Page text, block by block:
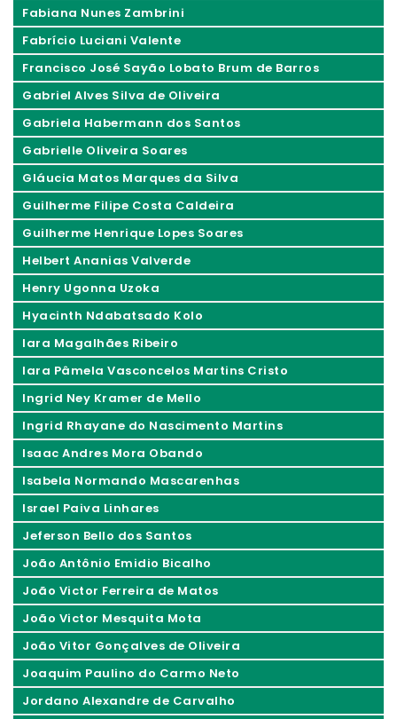
Fabiana Nunes Zambrini
Fabrício Luciani Valente
Francisco José Sayão Lobato Brum de Barros
Gabriel Alves Silva de Oliveira
Gabriela Habermann dos Santos
Gabrielle Oliveira Soares
Gláucia Matos Marques da Silva
Guilherme Filipe Costa Caldeira
Guilherme Henrique Lopes Soares
Helbert Ananias Valverde
Henry Ugonna Uzoka
Hyacinth Ndabatsado Kolo
Iara Magalhães Ribeiro
Iara Pâmela Vasconcelos Martins Cristo
Ingrid Ney Kramer de Mello
Ingrid Rhayane do Nascimento Martins
Isaac Andres Mora Obando
Isabela Normando Mascarenhas
Israel Paiva Linhares
Jeferson Bello dos Santos
João Antônio Emidio Bicalho
João Victor Ferreira de Matos
João Victor Mesquita Mota
João Vitor Gonçalves de Oliveira
Joaquim Paulino do Carmo Neto
Jordano Alexandre de Carvalho